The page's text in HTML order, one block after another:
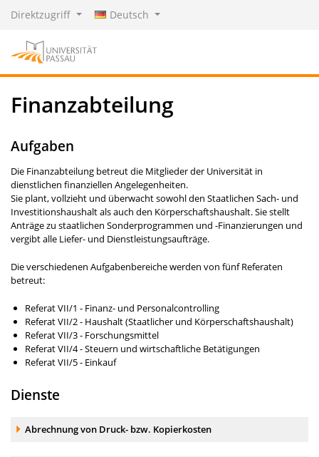
Direktzugriff Deutsch
Finanzabteilung
Aufgaben
Die Finanzabteilung betreut die Mitglieder der Universität in
dienstlichen finanziellen Angelegenheiten.
Sie plant, vollzieht und überwacht sowohl den Staatlichen Sach- und
Investitionshaushalt als auch den Körperschaftshaushalt. Sie stellt
Anträge zu staatlichen Sonderprogrammen und -Finanzierungen und
vergibt alle Liefer- und Dienstleistungsaufträge.
Die verschiedenen Aufgabenbereiche werden von fünf Referaten
betreut:
Referat VII/1 - Finanz- und Personalcontrolling
Referat VII/2 - Haushalt (Staatlicher und Körperschaftshaushalt)
Referat VII/3 - Forschungsmittel
Referat VII/4 - Steuern und wirtschaftliche Betätigungen
Referat VII/5 - Einkauf
Dienste
Akkordeonelement:
Abrechnung von Druck- bzw. Kopierkosten